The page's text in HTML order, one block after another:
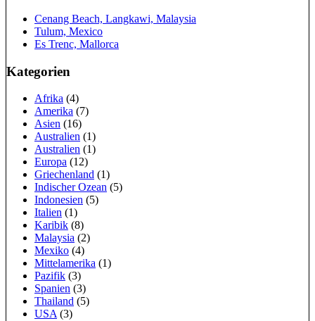
Cenang Beach, Langkawi, Malaysia
Tulum, Mexico
Es Trenc, Mallorca
Kategorien
Afrika (4)
Amerika (7)
Asien (16)
Australien (1)
Australien (1)
Europa (12)
Griechenland (1)
Indischer Ozean (5)
Indonesien (5)
Italien (1)
Karibik (8)
Malaysia (2)
Mexiko (4)
Mittelamerika (1)
Pazifik (3)
Spanien (3)
Thailand (5)
USA (3)